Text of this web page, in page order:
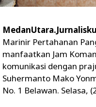
Marinir Pertahanan
manfaatkan Jam
komunikasi dengan
Suhermanto Mako
No. 1 Belawan. Selasa,